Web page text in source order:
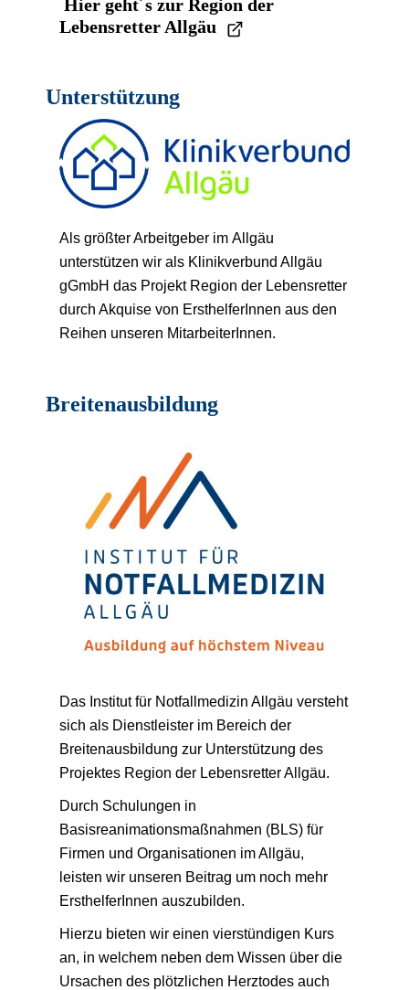
Hier geht´s zur Region der
Lebensretter Allgäu
Unterstützung
Als größter Arbeitgeber im Allgäu
unterstützen wir als Klinikverbund Allgäu
gGmbH das Projekt Region der Lebensretter
durch Akquise von ErsthelferInnen aus den
Reihen unseren MitarbeiterInnen.
Breitenausbildung
Das Institut für Notfallmedizin Allgäu versteht
sich als Dienstleister im Bereich der
Breitenausbildung zur Unterstützung des
Projektes Region der Lebensretter Allgäu.
Durch Schulungen in
Basisreanimationsmaßnahmen (BLS) für
Firmen und Organisationen im Allgäu,
leisten wir unseren Beitrag um noch mehr
ErsthelferInnen auszubilden.
Hierzu bieten wir einen vierstündigen Kurs
an, in welchem neben dem Wissen über die
Ursachen des plötzlichen Herztodes auch